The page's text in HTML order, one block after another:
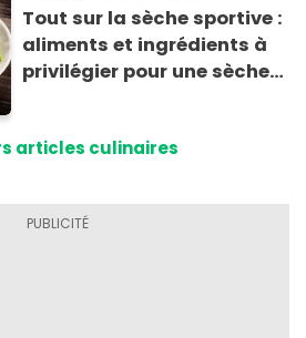
Tout sur la sèche sportive :
aliments et ingrédients à
privilégier pour une sèche
articles culinaires